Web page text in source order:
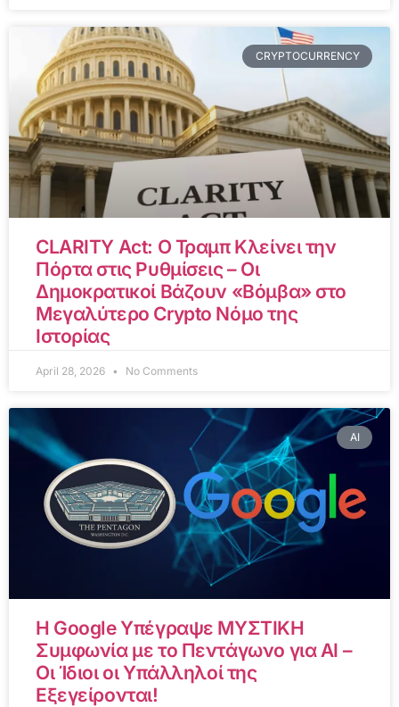
CRYPTOCURRENCY
CLARITY Act: Ο Τραμπ Κλείνει την
Πόρτα στις Ρυθμίσεις – Οι
Δημοκρατικοί Βάζουν «Βόμβα» στο
Μεγαλύτερο Crypto Νόμο της
Ιστορίας
April 28, 2026 No Comments
AI
Η Google Υπέγραψε ΜΥΣΤΙΚΗ
Συμφωνία με το Πεντάγωνο για AI –
Οι Ίδιοι οι Υπάλληλοί της
Εξεγείρονται!